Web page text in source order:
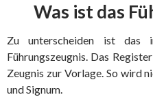
Was ist das
Zu unterscheiden ist das
Führungszeugnis. Das
Zeugnis zur Vorlage. So wird
und Signum.